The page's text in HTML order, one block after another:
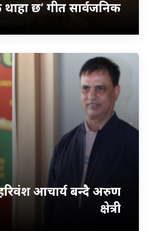
थाहा छ’ गीत सार्वजनिक
आचार्य बन्दै अरुण
क्षेत्री